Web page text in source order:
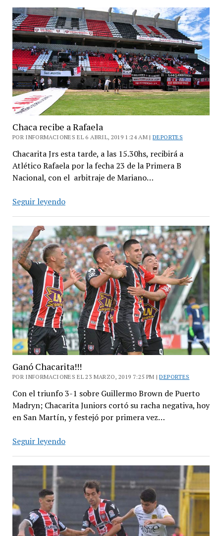
impuso
ante
Atlético
Rafaela
Chaca recibe a Rafaela
POR INFORMACIONES EL 6 ABRIL, 2019 1:24 AM |DEPORTES
Chacarita Jrs esta tarde, a las 15.30hs, recibirá a
Atlético Rafaela por la fecha 23 de la Primera B
Nacional, con el arbitraje de Mariano…
Seguir leyendoChaca
a
Rafaela
Ganó Chacarita!!!
POR INFORMACIONES EL 23 MARZO, 2019 7:25 PM |DEPORTES
Con el triunfo 3-1 sobre Guillermo Brown de Puerto
Madryn; Chacarita Juniors cortó su racha negativa, hoy
en San Martín, y festejó por primera vez…
Seguir leyendoGanó